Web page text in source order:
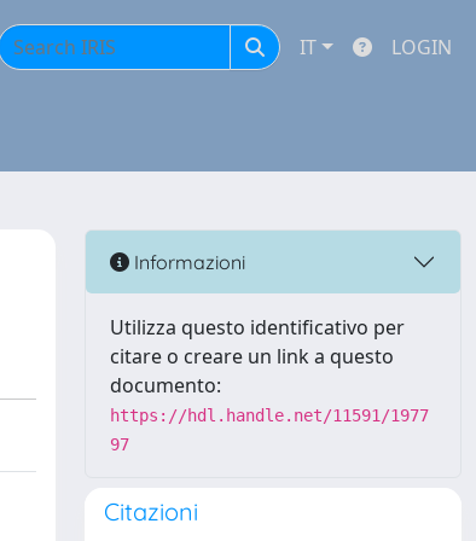
IT LOGIN
Informazioni
Utilizza questo identificativo per
citare o creare un link a questo
documento:
https://hdl.handle.net/11591/1977
97
Citazioni